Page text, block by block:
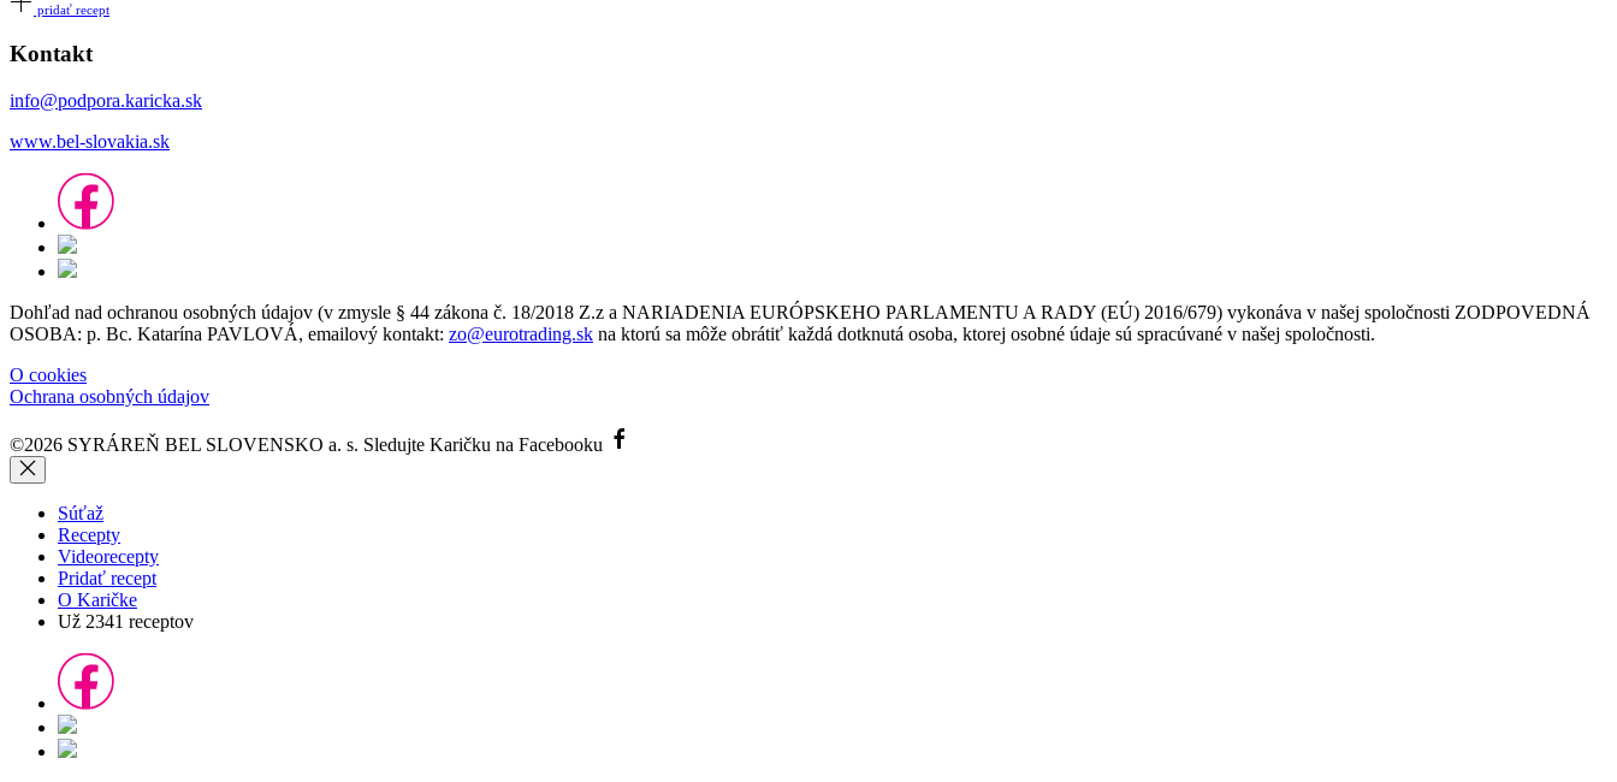
pridať recept
Kontakt
info@podpora.karicka.sk
www.bel-slovakia.sk
Dohľad nad ochranou osobných údajov (v zmysle § 44 zákona č. 18/2018 Z.z a NARIADENIA EURÓPSKEHO PARLAMENTU A RADY (EÚ) 2016/679) vykonáva v našej spoločnosti ZODPOVEDNÁ
OSOBA: p. Bc. Katarína PAVLOVÁ, emailový kontakt: zo@eurotrading.sk na ktorú sa môže obrátiť každá dotknutá osoba, ktorej osobné údaje sú spracúvané v našej spoločnosti.
O cookies
Ochrana osobných údajov
©2026 SYRÁREŇ BEL SLOVENSKO a. s. Sledujte Karičku na Facebooku
Súťaž
Recepty
Videorecepty
Pridať recept
O Karičke
Už 2341 receptov